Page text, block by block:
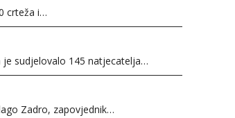
crteža i…
je sudjelovalo 145 natjecatelja…
Zadro, zapovjednik…